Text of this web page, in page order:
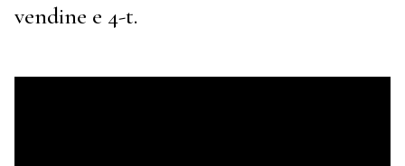
vendine e 4-t.